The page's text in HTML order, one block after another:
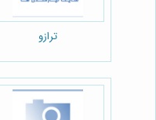
ترازو